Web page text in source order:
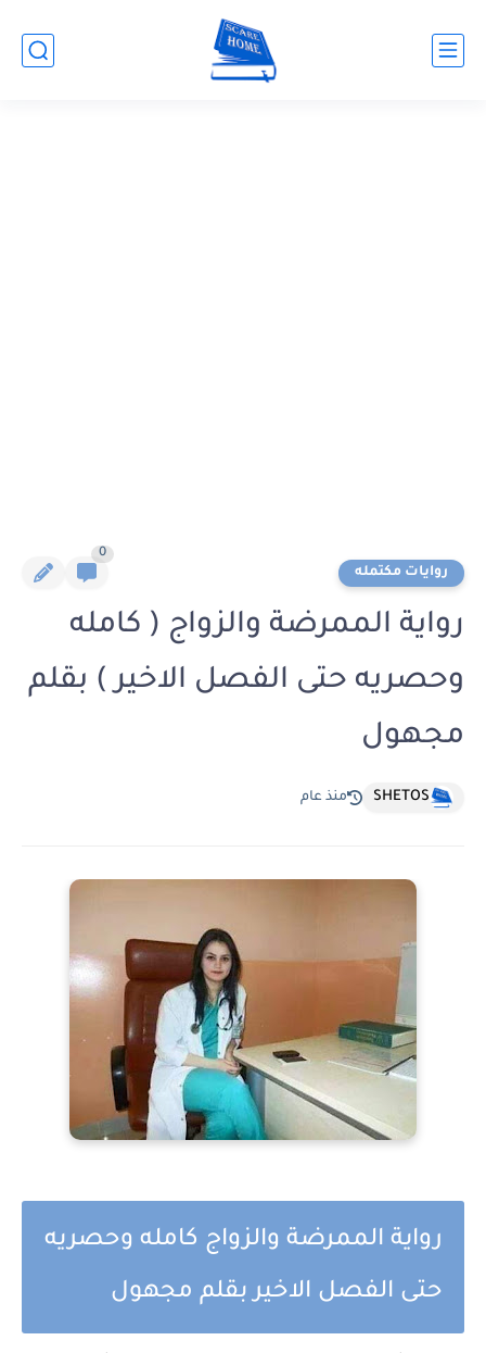
روايات مكتمله
0
رواية الممرضة والزواج ( كامله
وحصريه حتى الفصل الاخير ) بقلم
مجهول
SHETOS منذ عام
رواية الممرضة والزواج كامله وحصريه
حتى الفصل الاخير بقلم مجهول